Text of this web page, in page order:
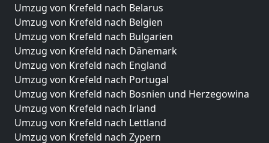
Umzug von Krefeld nach Belarus
Umzug von Krefeld nach Belgien
Umzug von Krefeld nach Bulgarien
Umzug von Krefeld nach Dänemark
Umzug von Krefeld nach England
Umzug von Krefeld nach Portugal
Umzug von Krefeld nach Bosnien und Herzegowina
Umzug von Krefeld nach Irland
Umzug von Krefeld nach Lettland
Umzug von Krefeld nach Zypern